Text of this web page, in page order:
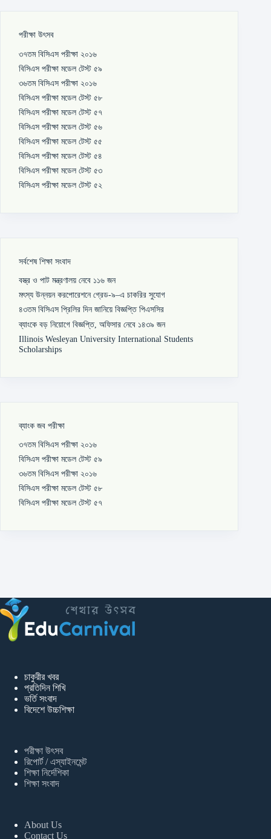
পরীক্ষা উৎসব
৩৭তম বিসিএস পরীক্ষা ২০১৬
বিসিএস পরীক্ষা মডেল টেস্ট ৫৯
৩৬তম বিসিএস পরীক্ষা ২০১৬
বিসিএস পরীক্ষা মডেল টেস্ট ৫৮
বিসিএস পরীক্ষা মডেল টেস্ট ৫৭
বিসিএস পরীক্ষা মডেল টেস্ট ৫৬
বিসিএস পরীক্ষা মডেল টেস্ট ৫৫
বিসিএস পরীক্ষা মডেল টেস্ট ৫৪
বিসিএস পরীক্ষা মডেল টেস্ট ৫৩
বিসিএস পরীক্ষা মডেল টেস্ট ৫২
সর্বশেষ শিক্ষা সংবাদ
বস্ত্র ও পাট মন্ত্রণালয় নেবে ১১৬ জন
মৎস্য উন্নয়ন করপোরেশনে গ্রেড-৯–এ চাকরির সুযোগ
৪৩তম বিসিএস প্রিলির দিন জানিয়ে বিজ্ঞপ্তি পিএসসির
ব্যাংকে বড় নিয়োগে বিজ্ঞপ্তি, অফিসার নেবে ১৪৩৯ জন
Illinois Wesleyan University International Students
Scholarships
ব্যাংক জব পরীক্ষা
৩৭তম বিসিএস পরীক্ষা ২০১৬
বিসিএস পরীক্ষা মডেল টেস্ট ৫৯
৩৬তম বিসিএস পরীক্ষা ২০১৬
বিসিএস পরীক্ষা মডেল টেস্ট ৫৮
বিসিএস পরীক্ষা মডেল টেস্ট ৫৭
চাকুরীর খবর
প্রতিদিন শিখি
ভর্তি সংবাদ
বিদেশে উচ্চশিক্ষা
পরীক্ষা উৎসব
রিপোর্ট / এস্যাইনমেন্ট
শিক্ষা নির্দেশিকা
শিক্ষা সংবাদ
About Us
Contact Us